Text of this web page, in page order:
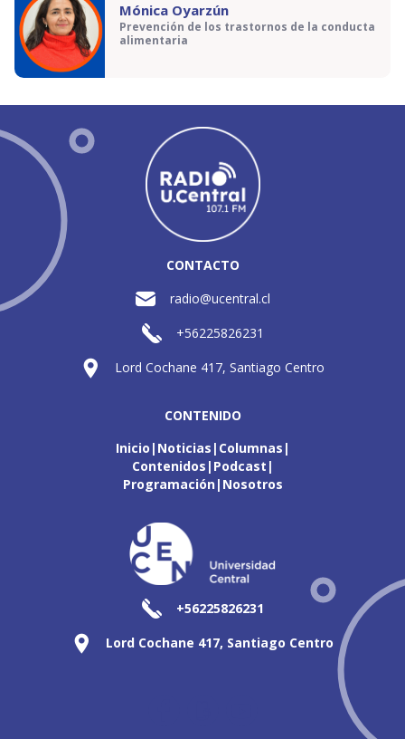
Mónica Oyarzún
Prevención de los trastornos de la conducta
alimentaria
CONTACTO
radio@ucentral.cl
+56225826231
Lord Cochane 417, Santiago Centro
CONTENIDO
Inicio Noticias Columnas
Contenidos Podcast
Programación Nosotros
+56225826231
Lord Cochane 417, Santiago Centro